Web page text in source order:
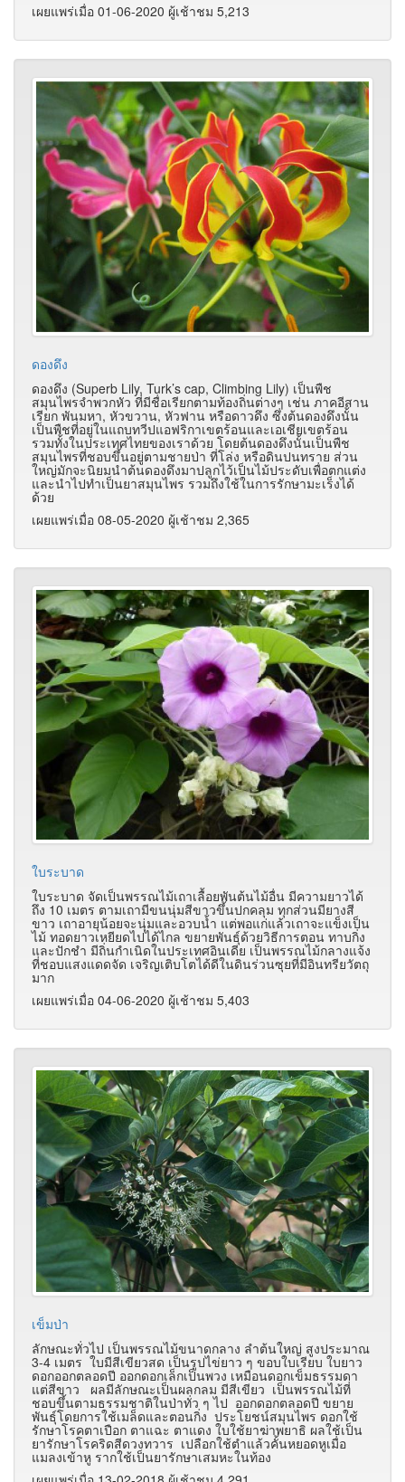
เผยแพร่เมื่อ 01-06-2020 ผู้เช้าชม 5,213
ดองดึง
ดองดึง (Superb Lily, Turk’s cap, Climbing Lily) เป็นพืช
สมุนไพรจำพวกหัว ที่มีชื่อเรียกตามท้องถิ่นต่างๆ เช่น ภาคอีสาน
เรียก พันมหา, หัวขวาน, หัวฟาน หรือดาวดึง ซึ่งต้นดองดึงนั้น
เป็นพืชที่อยู่ในแถบทวีปแอฟริกาเขตร้อนและเอเชียเขตร้อน
รวมทั้งในประเทศไทยของเราด้วย โดยต้นดองดึงนั้นเป็นพืช
สมุนไพรที่ชอบขึ้นอยู่ตามชายป่า ที่โล่ง หรือดินปนทราย ส่วน
ใหญ่มักจะนิยมนำต้นดองดึงมาปลูกไว้เป็นไม้ประดับเพื่อตกแต่ง
และนำไปทำเป็นยาสมุนไพร รวมถึงใช้ในการรักษามะเร็งได้
ด้วย
เผยแพร่เมื่อ 08-05-2020 ผู้เช้าชม 2,365
ใบระบาด
ใบระบาด จัดเป็นพรรณไม้เถาเลื้อยพันต้นไม้อื่น มีความยาวได้
ถึง 10 เมตร ตามเถามีขนนุ่มสีขาวขึ้นปกคลุม ทุกส่วนมียางสี
ขาว เถาอายุน้อยจะนุ่มและอวบน้ำ แต่พอแก่แล้วเถาจะแข็งเป็น
ไม้ ทอดยาวเหยียดไปได้ไกล ขยายพันธุ์ด้วยวิธีการตอน ทาบกิ่ง
และปักชำ มีถิ่นกำเนิดในประเทศอินเดีย เป็นพรรณไม้กลางแจ้ง
ที่ชอบแสงแดดจัด เจริญเติบโตได้ดีในดินร่วนซุยที่มีอินทรียวัตถุ
มาก
เผยแพร่เมื่อ 04-06-2020 ผู้เช้าชม 5,403
เข็มป่า
ลักษณะทั่วไป เป็นพรรณไม้ขนาดกลาง ลำต้นใหญ่ สูงประมาณ
3-4 เมตร ใบมีสีเขียวสด เป็นรูปไข่ยาว ๆ ขอบใบเรียบ ใบยาว
ดอกออกตลอดปี ออกดอกเล็กเป็นพวง เหมือนดอกเข็มธรรมดา
แต่สีขาว ผลมีลักษณะเป็นผลกลม มีสีเขียว เป็นพรรณไม้ที่
ชอบขึ้นตามธรรมชาติในป่าทั่ว ๆ ไป ออกดอกตลอดปี ขยาย
พันธุ์โดยการใช้เมล็ดและตอนกิ่ง ประโยชน์สมุนไพร ดอกใช้
รักษาโรคตาเปือก ตาแฉะ ตาแดง ใบใช้ยาฆ่าพยาธิ ผลใช้เป็น
ยารักษาโรคริดสีดวงทวาร เปลือกใช้ตำแล้วคั้นหยอดหูเมื่อ
แมลงเข้าหู รากใช้เป็นยารักษาเสมหะในท้อง